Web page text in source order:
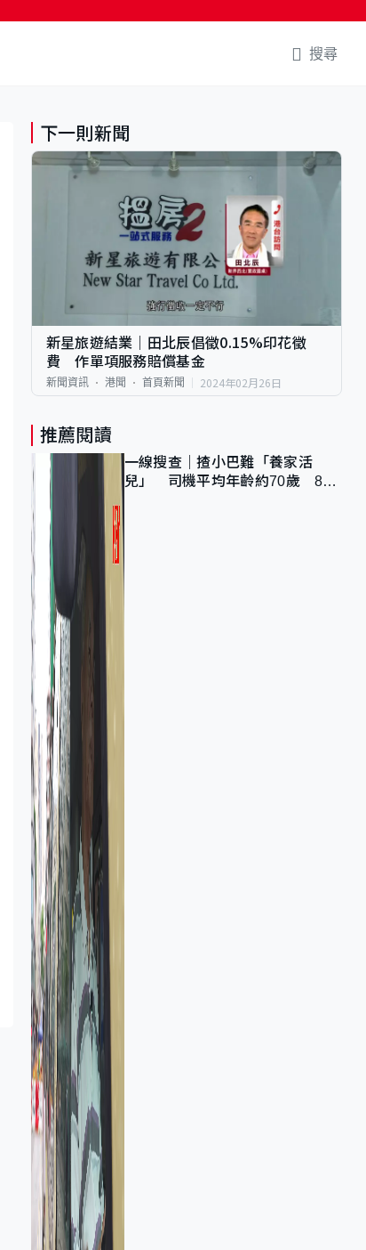
搜尋
下一則新聞
新星旅遊結業｜田北辰倡徵0.15%印花徵
費 作單項服務賠償基金
新聞資訊 港聞 首頁新聞 2024年02月26日
推薦閱讀
一線搜查｜揸小巴難「養家活
兒」 司機平均年齡約70歲 88